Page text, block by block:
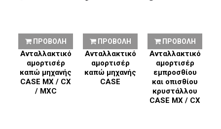
ΠΡΟΒΟΛΗ
Ανταλλακτικό
αμορτισέρ
καπώ μηχανής
CASE MX / CX
/ MXC
ΠΡΟΒΟΛΗ
Ανταλλακτικό
αμορτισέρ
καπώ μηχανής
CASE
ΠΡΟΒΟΛΗ
Ανταλλακτικό
αμορτισέρ
εμπροσθίου
και οπισθίου
κρυστάλλου
CASE MX / CX